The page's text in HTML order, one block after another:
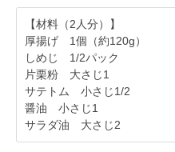
【材料（2人分）】
厚揚げ 1個（約120g）
しめじ 1/2パック
片栗粉 大さじ1
サテトム 小さじ1/2
醤油 小さじ1
サラダ油 大さじ2